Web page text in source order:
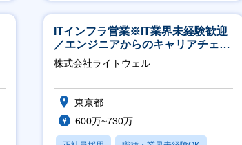
産休・育休あり
ITインフラ営業※IT業界未経験歓迎
／エンジニアからのキャリアチェン
ジ可※【週3～4日リモート可能】
株式会社ライトウェル
東京都
600万~730万